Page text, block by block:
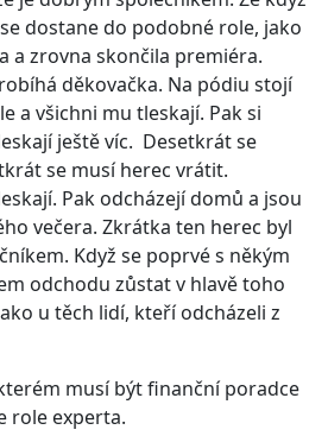
dostane do podobné role, jako
a zrovna skončila premiéra.
děkovačka. Na pódiu stojí
a všichni mu tleskají. Pak si
ještě víc. Desetkrát se
se musí herec vrátit.
Pak odcházejí domů a jsou
večera. Zkrátka ten herec byl
Když se poprvé s někým
odchodu zůstat v hlavě toho
u těch lidí, kteří odcházeli z
musí být finanční poradce
role experta.